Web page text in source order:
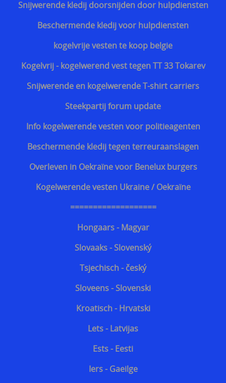
Snijwerende kledij doorsnijden door hulpdiensten
Beschermende kledij voor hulpdiensten
kogelvrije vesten te koop belgie
Kogelvrij - kogelwerend vest tegen TT 33 Tokarev
Snijwerende en kogelwerende T-shirt carriers
Steekpartij forum update
Info kogelwerende vesten voor politieagenten
Beschermende kledij tegen terreuraanslagen
Overleven in Oekraïne voor Benelux burgers
Kogelwerende vesten Ukraine / Oekraïne
===================
Hongaars - Magyar
Slovaaks - Slovenský
Tsjechisch - český
Sloveens - Slovenski
Kroatisch - Hrvatski
Lets - Latvijas
Ests - Eesti
Iers - Gaeilge